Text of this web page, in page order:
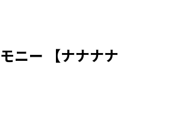
ニー 【ナナナナ